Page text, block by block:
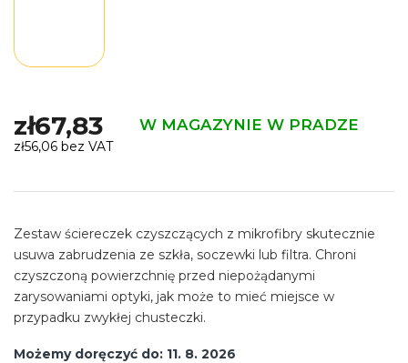
zł67,83 W MAGAZYNIE W PRADZE
zł56,06 bez VAT
jednostkowa:
Możemy doręczyć do: 11. 8. 2026
Zestaw ściereczek czyszczących z mikrofibry skutecznie
usuwa zabrudzenia ze szkła, soczewki lub filtra. Chroni
czyszczoną powierzchnię przed niepożądanymi
zarysowaniami optyki, jak może to mieć miejsce w
przypadku zwykłej chusteczki.